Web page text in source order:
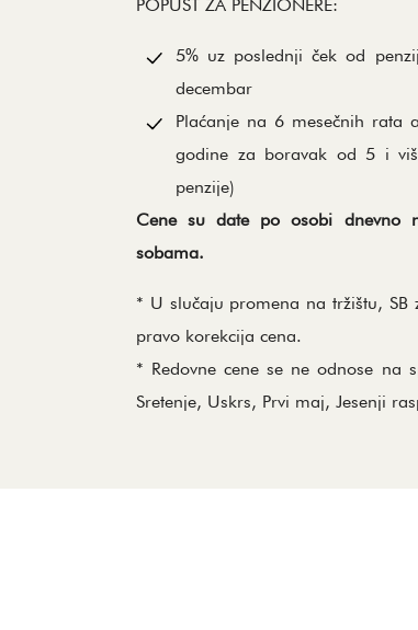
POPUST ZA PENZIONERE:
5% uz poslednji ček od
decembar
Plaćanje na 6 mesečnih rata
godine za boravak od 5 i
penzije)
Cene su date po osobi dnevno
sobama.
* U slučaju promena na tržištu, SB
pravo korekcija cena.
* Redovne cene se ne odnose na
Sretenje, Uskrs, Prvi maj, Jesenji